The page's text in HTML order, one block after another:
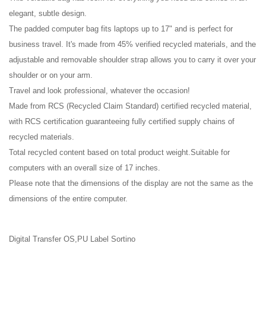
elegant, subtle design.
The padded computer bag fits laptops up to 17" and is perfect for
business travel. It's made from 45% verified recycled materials, and the
adjustable and removable shoulder strap allows you to carry it over your
shoulder or on your arm.
Travel and look professional, whatever the occasion!
Made from RCS (Recycled Claim Standard) certified recycled material,
with RCS certification guaranteeing fully certified supply chains of
recycled materials.
Total recycled content based on total product weight.Suitable for
computers with an overall size of 17 inches.
Please note that the dimensions of the display are not the same as the
dimensions of the entire computer.
Digital Transfer OS,PU Label Sortino